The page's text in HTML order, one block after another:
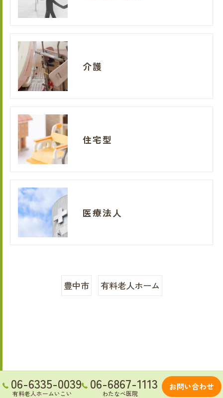
介護
住宅型
医療法人
豊中市 有料老人ホーム
06-6335-0039
有料老人ホームいこい
06-6867-1113
わたなべ医院
お問い合わせ